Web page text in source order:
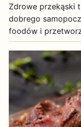
Zdrowe przekąski
dobrego
foodów i